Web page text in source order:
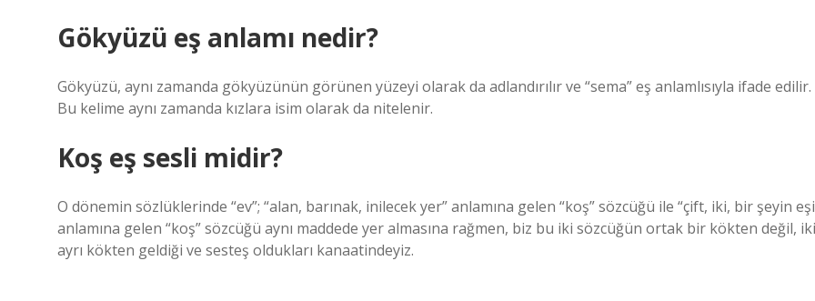
Gökyüzü eş anlamı nedir?
Gökyüzü, aynı zamanda gökyüzünün görünen yüzeyi olarak da adlandırılır ve “sema” eş anlamlısıyla ifade edilir.
Bu kelime aynı zamanda kızlara isim olarak da nitelenir.
Koş eş sesli midir?
O dönemin sözlüklerinde “ev”; “alan, barınak, inilecek yer” anlamına gelen “koş” sözcüğü ile “çift, iki, bir şeyin
anlamına gelen “koş” sözcüğü aynı maddede yer almasına rağmen, biz bu iki sözcüğün ortak bir kökten değil, iki
ayrı kökten geldiği ve sesteş oldukları kanaatindeyiz.